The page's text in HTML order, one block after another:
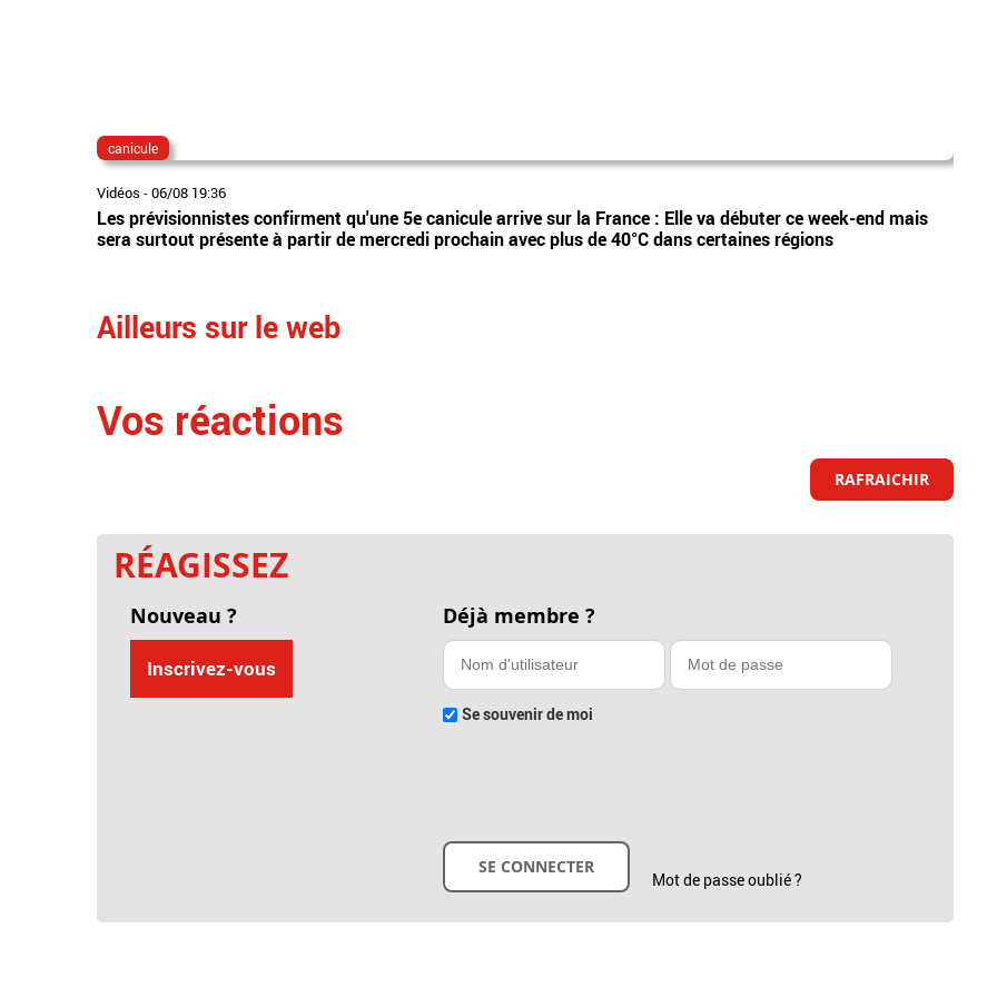
canicule
Vidéos -06/08 19:36
Les prévisionnistes confirment qu'une 5e canicule arrive sur la France : Elle va débuter ce week-end mais
sera surtout présente à partir de mercredi prochain avec plus de 40°C dans certaines régions
Ailleurs sur le web
Vos réactions
RAFRAICHIR
RÉAGISSEZ
Nouveau ?
Inscrivez-vous
Déjà membre ?
Se souvenir de moi
Mot de passe oublié ?